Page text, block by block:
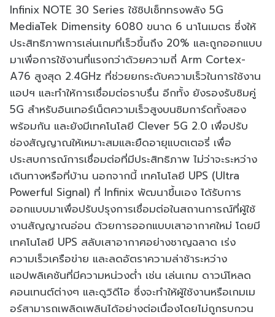
Infinix NOTE 30 Series ใช้ชิปเซ็ททรงพลัง 5G
MediaTek Dimensity 6080 ขนาด 6 นาโนเมตร ซึ่งให้
ประสิทธิภาพการเล่นเกมที่เร็วขึ้นถึง 20% และถูกออกแบบ
มาเพื่อการใช้งานที่แรงกว่าด้วยความถี่ Arm Cortex-
A76 สูงสุด 2.4GHz ที่ช่วยยกระดับความเร็วในการใช้งาน
แอปฯ และทำให้การเชื่อมต่อราบรื่น อีกทั้ง ยังรองรับซิมคู่
5G สำหรับอินเทอร์เน็ตความเร็วสูงบนซิมการ์ดทั้งสอง
พร้อมกัน และยังมีเทคโนโลยี Clever 5G 2.0 เพื่อปรับ
ช่องสัญญาณให้เหมาะสมและยืดอายุแบตเตอรี่ เพื่อ
ประสบการณ์การเชื่อมต่อที่มีประสิทธิภาพ ไม่ว่าจะระหว่าง
เดินทางหรือที่บ้าน นอกจากนี้ เทคโนโลยี UPS (Ultra
Powerful Signal) ที่ Infinix พัฒนาขึ้นเอง ได้รับการ
ออกแบบมาเพื่อปรับปรุงการเชื่อมต่อในสถานการณ์ที่ผู้ใช้
งานสัญญาณอ่อน ด้วยการออกแบบเสาอากาศใหม่ โดยมี
เทคโนโลยี UPS สลับเสาอากาศอย่างชาญฉลาด เร่ง
ความเร็วเครือข่าย และลดอัตราความล่าช้าระหว่าง
แอปพลิเคชันที่มีความหน่วงต่ำ เช่น เล่นเกม ดาวน์โหลด
คอนเทนต์ต่างๆ และดูวิดีโอ ซึ่งจะทำให้ผู้ใช้งานหรือเกมเม
อร์สามารถเพลิดเพลินได้อย่างต่อเนื่องโดยไม่ถูกรบกวน